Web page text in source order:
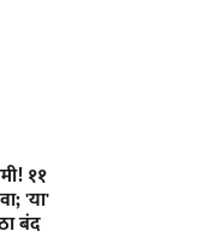
११
'या'
बंद